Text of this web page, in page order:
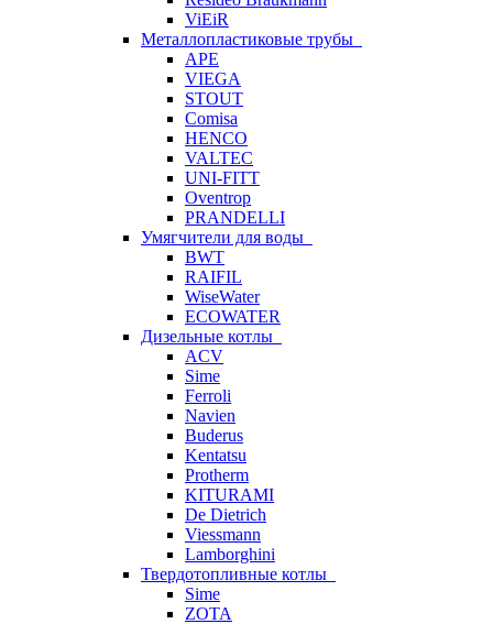
ViEiR
Металлопластиковые трубы
APE
VIEGA
STOUT
Comisa
HENCO
VALTEC
UNI-FITT
Oventrop
PRANDELLI
Умягчители для воды
BWT
RAIFIL
WiseWater
ECOWATER
Дизельные котлы
ACV
Sime
Ferroli
Navien
Buderus
Kentatsu
Protherm
KITURAMI
De Dietrich
Viessmann
Lamborghini
Твердотопливные котлы
Sime
ZOTA